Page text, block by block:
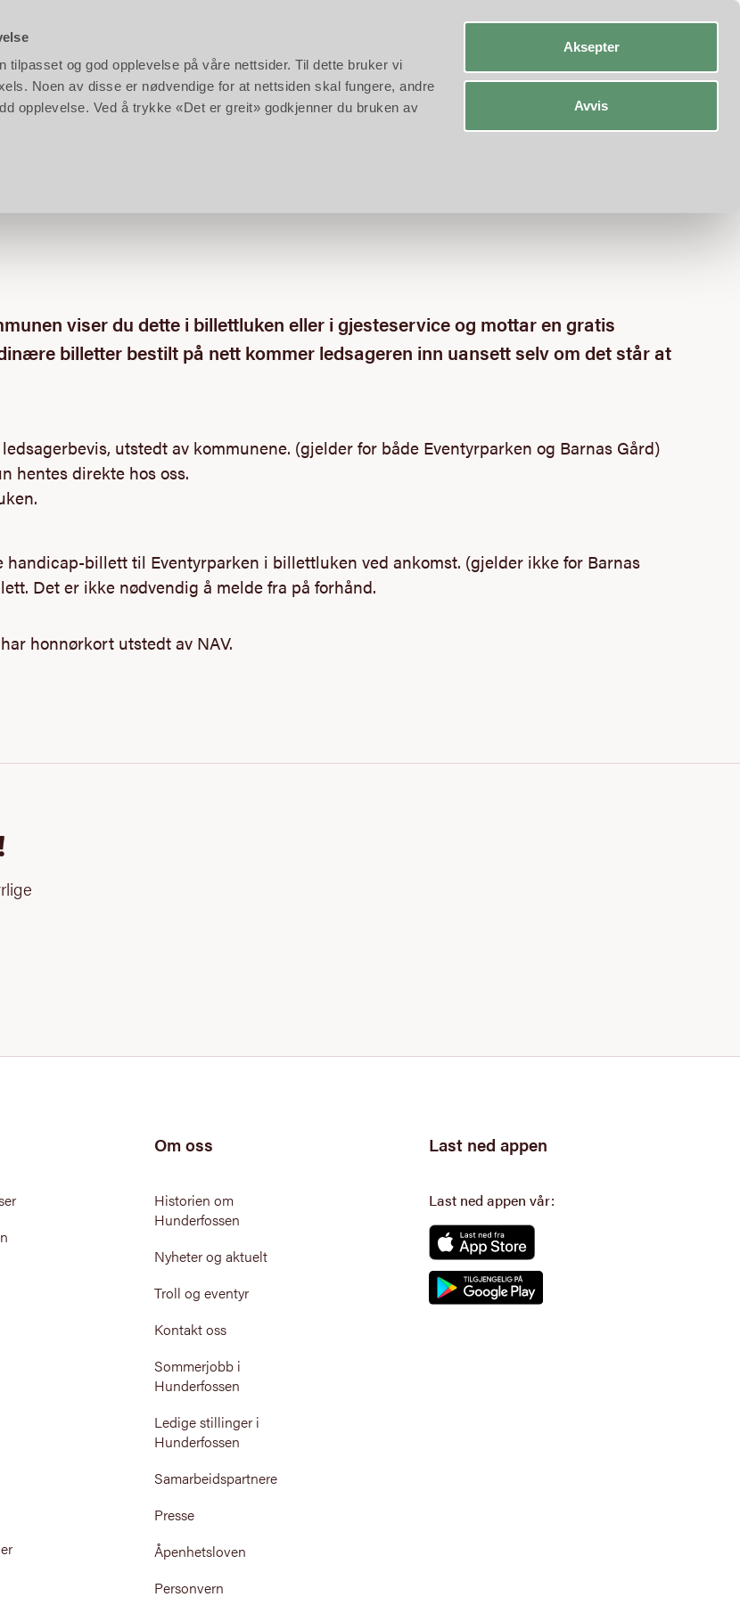
tilpasset og god opplevelse på våre nettsider. Til dette bruker vi
Noen av disse er nødvendige for at nettsiden skal fungere, andre
opplevelse. Ved å trykke «Det er greit» godkjenner du bruken av
Aksepter
Avvis
Planlegg Bestill
viser du dette i billettluken eller i gjesteservice og mottar en gratis
billetter bestilt på nett kommer ledsageren inn uansett selv om det står at
utstedt av kommunene. (gjelder for både Eventyrparken og Barnas Gård)
hentes direkte hos oss.
billett til Eventyrparken i billettluken ved ankomst. (gjelder ikke for Barnas
Det er ikke nødvendig å melde fra på forhånd.
honnørkort utstedt av NAV.
Om oss
Historien om
Hunderfossen
Nyheter og aktuelt
Troll og eventyr
Kontakt oss
Sommerjobb i
Hunderfossen
Ledige stillinger i
Hunderfossen
Samarbeidspartnere
Presse
Åpenhetsloven
Personvern
Last ned appen
Last ned appen vår: